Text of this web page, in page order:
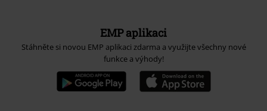
EMP aplikaci
Stáhněte si novou EMP aplikaci zdarma a využijte všechny nové
funkce a výhody!